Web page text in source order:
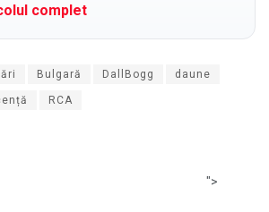
complet
Bulgară DallBogg daune
RCA
">